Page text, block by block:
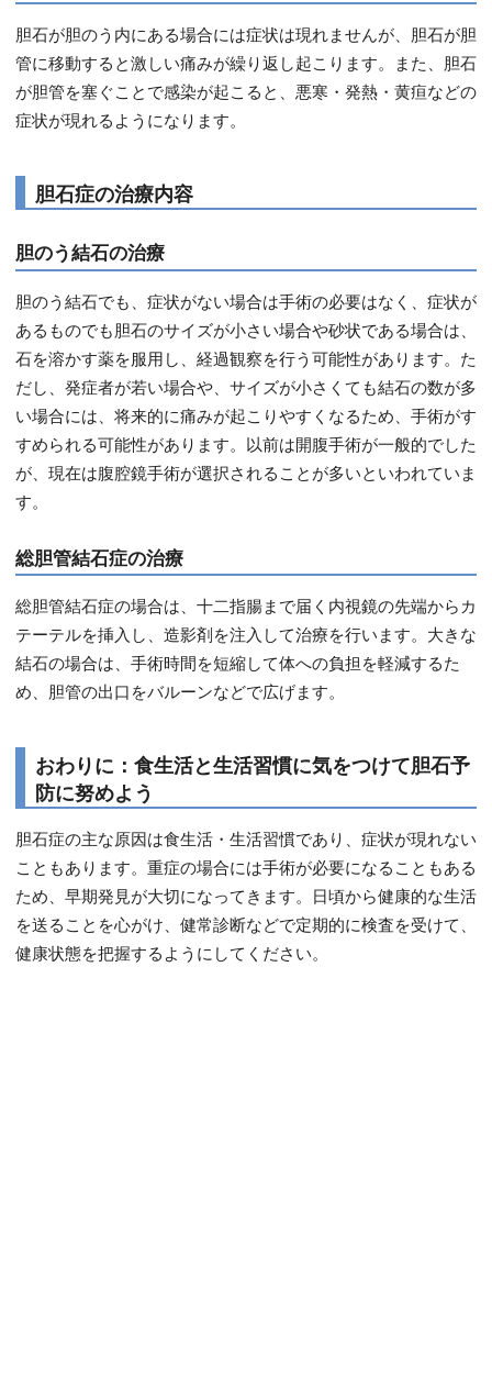
胆石が胆のう内にある場合には症状は現れませんが、胆石が胆
管に移動すると激しい痛みが繰り返し起こります。また、胆石
が胆管を塞ぐことで感染が起こると、悪寒・発熱・黄疸などの
症状が現れるようになります。
胆石症の治療内容
胆のう結石の治療
胆のう結石でも、症状がない場合は手術の必要はなく、症状が
あるものでも胆石のサイズが小さい場合や砂状である場合は、
石を溶かす薬を服用し、経過観察を行う可能性があります。た
だし、発症者が若い場合や、サイズが小さくても結石の数が多
い場合には、将来的に痛みが起こりやすくなるため、手術がす
すめられる可能性があります。以前は開腹手術が一般的でした
が、現在は腹腔鏡手術が選択されることが多いといわれていま
す。
総胆管結石症の治療
総胆管結石症の場合は、十二指腸まで届く内視鏡の先端からカ
テーテルを挿入し、造影剤を注入して治療を行います。大きな
結石の場合は、手術時間を短縮して体への負担を軽減するた
め、胆管の出口をバルーンなどで広げます。
おわりに：食生活と生活習慣に気をつけて胆石予
防に努めよう
胆石症の主な原因は食生活・生活習慣であり、症状が現れない
こともあります。重症の場合には手術が必要になることもある
ため、早期発見が大切になってきます。日頃から健康的な生活
を送ることを心がけ、健常診断などで定期的に検査を受けて、
健康状態を把握するようにしてください。